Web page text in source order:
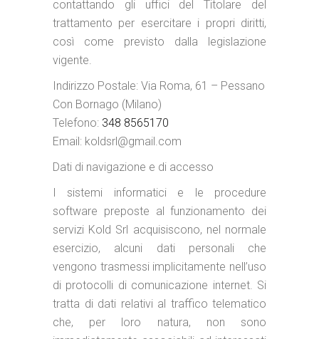
contattando gli uffici del Titolare del
trattamento per esercitare i propri diritti,
così come previsto dalla legislazione
vigente.
Indirizzo Postale: Via Roma, 61 – Pessano
Con Bornago (Milano)
Telefono: 348 8565170
Email: koldsrl@gmail.com
Dati di navigazione e di accesso
I sistemi informatici e le procedure
software preposte al funzionamento dei
servizi Kold Srl acquisiscono, nel normale
esercizio, alcuni dati personali che
vengono trasmessi implicitamente nell’uso
di protocolli di comunicazione internet. Si
tratta di dati relativi al traffico telematico
che, per loro natura, non sono